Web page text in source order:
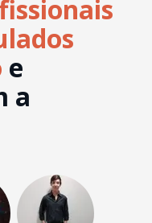
e
a